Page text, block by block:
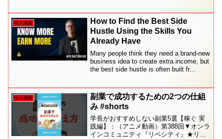
ってください。【きわみ先生公式LINE】
→ ショート...
収入構築
How to Find the Best Side
Hustle Using the Skills You
Already Have
Many people think they need a brand-new
business idea to create extra income, but
the best side hustle is often built fr...
収入構築
副業で成功するための2つの仕組
み #shorts
学長がおすすめしない副業5選【稼ぐ 実
践編】：（アニメ動画）第388回▼オンラ
インコミュニティ『リベシティ』★リベ